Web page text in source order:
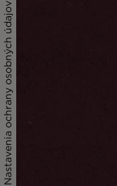
Nastavenia ochrany osobných údajov